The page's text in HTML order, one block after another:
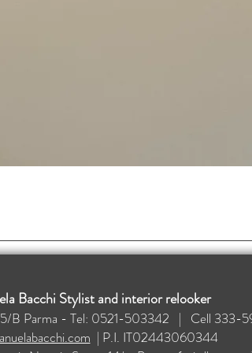
Bacchi Stylist and interior relooker
B Parma - Tel: 0521-503342 | Cell 333-
| P.I. IT02443060344